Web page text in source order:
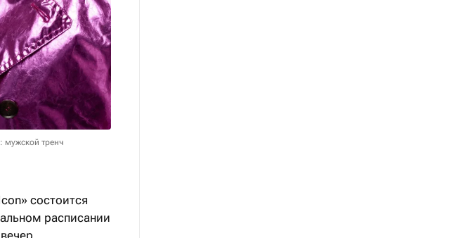
мужской тренч
состоится
расписании